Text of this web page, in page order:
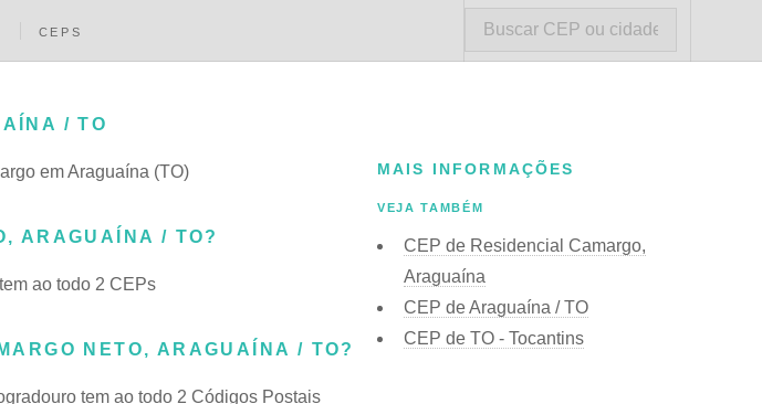
CEPS
/ TO
em Araguaína (TO)
ARAGUAÍNA / TO?
ao todo 2 CEPs
NETO, ARAGUAÍNA / TO?
tem ao todo 2 Códigos Postais
MAIS INFORMAÇÕES
VEJA TAMBÉM
CEP de Residencial Camargo,
Araguaína
CEP de Araguaína / TO
CEP de TO - Tocantins